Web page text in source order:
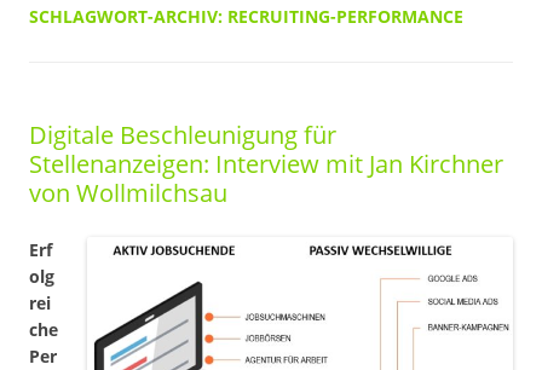
SCHLAGWORT-ARCHIV: RECRUITING-PERFORMANCE
Digitale Beschleunigung für
Stellenanzeigen: Interview mit Jan Kirchner
von Wollmilchsau
Erf
olg
rei
che
Per